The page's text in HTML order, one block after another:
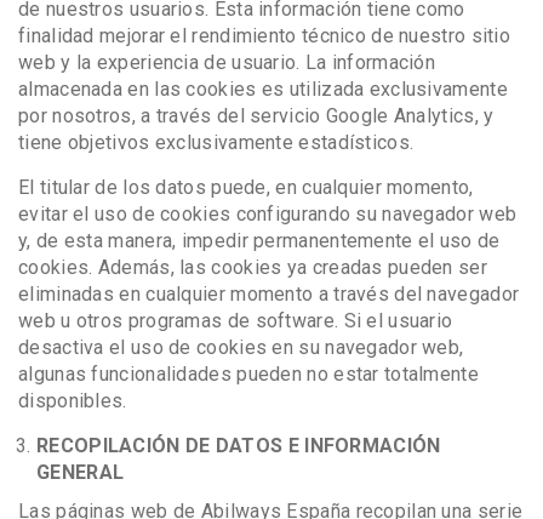
de nuestros usuarios. Esta información tiene como
finalidad mejorar el rendimiento técnico de nuestro sitio
web y la experiencia de usuario. La información
almacenada en las cookies es utilizada exclusivamente
por nosotros, a través del servicio Google Analytics, y
tiene objetivos exclusivamente estadísticos.
El titular de los datos puede, en cualquier momento,
evitar el uso de cookies configurando su navegador web
y, de esta manera, impedir permanentemente el uso de
cookies. Además, las cookies ya creadas pueden ser
eliminadas en cualquier momento a través del navegador
web u otros programas de software. Si el usuario
desactiva el uso de cookies en su navegador web,
algunas funcionalidades pueden no estar totalmente
disponibles.
RECOPILACIÓN DE DATOS E INFORMACIÓN
GENERAL
Las páginas web de Abilways España recopilan una serie